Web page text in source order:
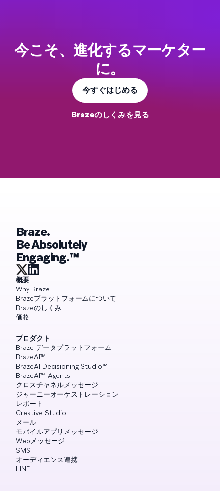
今こそ、進化するマーケター
に。
今すぐはじめる
Brazeのしくみを見る
Braze.
Be Absolutely
Engaging.™
概要
Why Braze
Brazeプラットフォームについて
Brazeのしくみ
価格
プロダクト
Braze データプラットフォーム
BrazeAI™
BrazeAI Decisioning Studio™
BrazeAI™ Agents
クロスチャネルメッセージ
ジャーニーオーケストレーション
レポート
Creative Studio
メール
モバイルアプリメッセージ
Webメッセージ
SMS
オーディエンス連携
LINE